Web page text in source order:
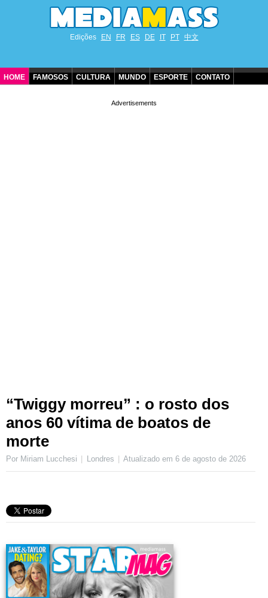
Edições EN FR ES DE IT PT 中文
HOME FAMOSOS CULTURA MUNDO ESPORTE CONTATO
“Twiggy morreu” : o rosto dos
anos 60 vítima de boatos de
morte
Por Miriam Lucchesi Londres Atualizado em6 de agosto de 2026